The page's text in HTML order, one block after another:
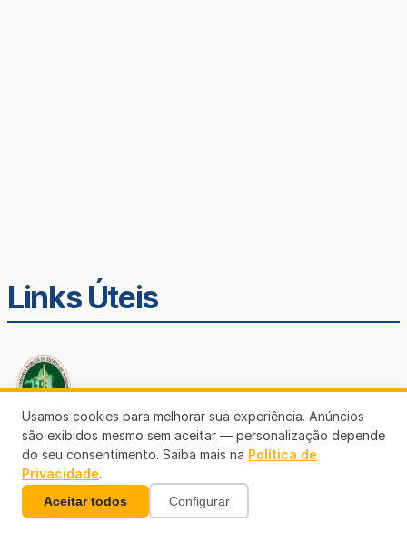
Links Úteis
Defensoria Pública de Rondônia
Usamos cookies para melhorar sua experiência. Anúncios
são exibidos mesmo sem aceitar — personalização depende
do seu consentimento. Saiba mais na Política de
Privacidade.
Aceitar todos Configurar